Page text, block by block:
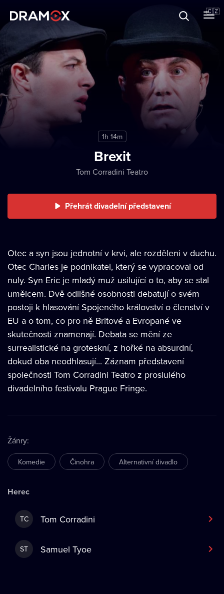
🇨🇿
Dárkové poukazy
Registrujte se
1h 14m
Brexit
Tom Corradini Teatro
Přehrát divadelní představení
Otec a syn jsou jednotní v krvi, ale rozděleni v duchu.
Otec Charles je podnikatel, který se vypracoval od
nuly. Syn Eric je mladý muž usilující o to, aby se stal
umělcem. Dvě odlišné osobnosti debatují o svém
postoji k hlasování Spojeného království o členství v
EU a o tom, co pro ně Britové a Evropané ve
skutečnosti znamenají. Debata se mění ze
surrealistické na groteskní, z hořké na absurdní,
dokud oba neodhlasují... Záznam představení
společnosti Tom Corradini Teatro z proslulého
divadelního festivalu Prague Fringe.
Žánry:
Komedie Činohra Alternativní divadlo
Herec
TC Tom Corradini
ST Samuel Tyoe